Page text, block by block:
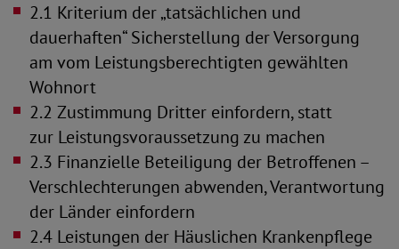
2.1 Kriterium der „tatsächlichen und
dauerhaften“ Sicherstellung der Versorgung
am vom Leistungsberechtigten gewählten
Wohnort
2.2 Zustimmung Dritter einfordern, statt
zur Leistungsvoraussetzung zu machen
2.3 Finanzielle Beteiligung der Betroffenen –
Verschlechterungen abwenden, Verantwortung
der Länder einfordern
2.4 Leistungen der Häuslichen Krankenpflege